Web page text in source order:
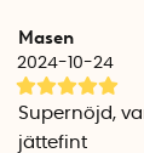
Masen
2024-10-24
Supernöjd,
jättefint